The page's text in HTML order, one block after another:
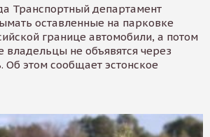
Транспортный департамент
оставленные на парковке
границе автомобили, а потом
владельцы не объявятся через
Об этом сообщает эстонское